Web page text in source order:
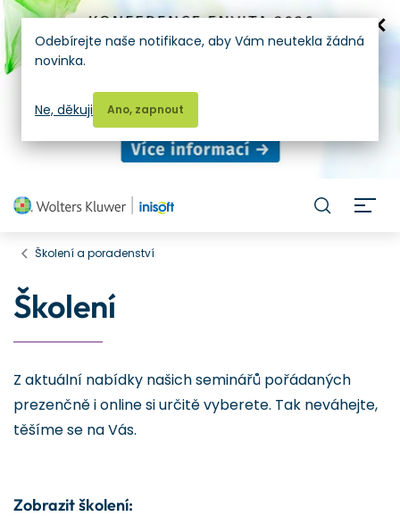
Školení a poradenství
Školení
Z aktuální nabídky našich seminářů pořádaných
prezenčně i online si určitě vyberete. Tak neváhejte,
těšíme se na Vás.
Zobrazit školení:
Odebírejte naše notifikace, aby Vám neutekla žádná
novinka.
Ano, zapnout
Ne, děkuji